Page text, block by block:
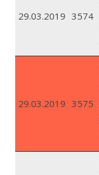
29.03.2019 3574
29.03.2019 3575